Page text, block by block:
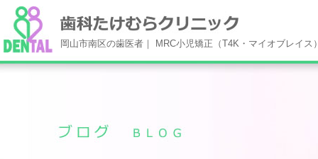
岡山市南区の歯医者｜ MRC小児矯正（T4K・マイオブレイ